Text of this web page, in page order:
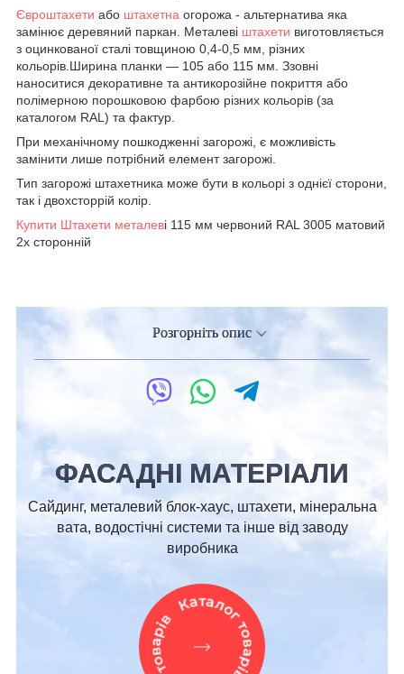
Євроштахети або штахетна огорожа - альтернатива яка
замінює деревяний паркан. Металеві штахети виготовляється
з оцинкованої сталі товщиною 0,4-0,5 мм, різних
кольорів.Ширина планки — 105 або 115 мм. Ззовні
наноситися декоративне та антикорозійне покриття або
полімерною порошковою фарбою різних кольорів (за
каталогом RAL) та фактур.
При механічному пошкодженні загорожі, є можливість
замінити лише потрібний елемент загорожі.
Тип загорожі штахетника може бути в кольорі з однієї сторони,
так і двохсторрій колір.
Купити Штахети металеві 115 мм червоний RAL 3005 матовий
2х сторонній
Розгорніть опис
ФАСАДНІ МАТЕРІАЛИ
Сайдинг, металевий блок-хаус, штахети, мінеральна
вата, водостічні системи та інше від заводу
виробника